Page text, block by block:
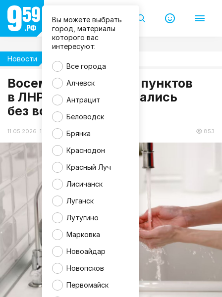
Вы можете выбрать
город, материалы
которого вас
интересуют:
Все города
Алчевск
Антрацит
Беловодск
Брянка
Краснодон
Красный Луч
Лисичанск
Луганск
Лутугино
Марковка
Новоайдар
Новопсков
Первомайск
Новости
Восемь населённых пунктов
в ЛНР экстренно остались
без воды 11 мая
11.05.2026 11:57 853
M
a
g
n
i
f
c